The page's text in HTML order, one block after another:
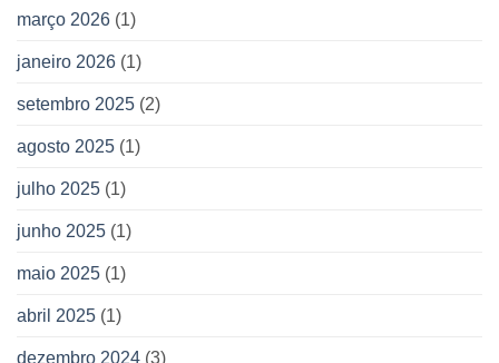
março 2026 (1)
janeiro 2026 (1)
setembro 2025 (2)
agosto 2025 (1)
julho 2025 (1)
junho 2025 (1)
maio 2025 (1)
abril 2025 (1)
dezembro 2024 (3)